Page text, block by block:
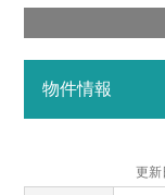
物件情報
更